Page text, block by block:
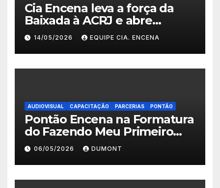
Cia Encena leva a força da
Baixada à ACRJ e abre
inscrições para a 2ª turma do
Fazendo Meu Primeiro Filme”
em Nova Iguaçu
14/05/2026 EQUIPE CIA. ENCENA
AUDIOVISUAL CAPACITAÇÃO PARCERIAS PONTÃO
Pontão Encena na Formatura
do Fazendo Meu Primeiro
Filme no Degase Belford
Roxo e reforça as inscrições
abertas em Nova Iguaçu
06/05/2026 DUMONT